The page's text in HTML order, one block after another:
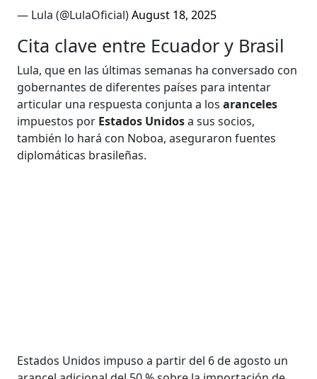
— Lula (@LulaOficial)August 18, 2025
Cita clave entre Ecuador y Brasil
Lula, que en las últimas semanas ha conversado con
gobernantes de diferentes países para intentar
articular una respuesta conjunta a losaranceles
impuestos por Estados Unidosa sus socios,
también lo hará con Noboa, aseguraron fuentes
diplomáticas brasileñas.
Estados Unidos impuso a partir del 6 de agosto un